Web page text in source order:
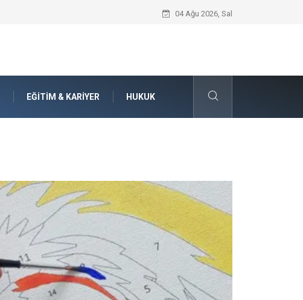
Seat Yedek Parça Dünyasında Kalite
04 Ağu 2026, Sal
EĞITIM & KARIYER HUKUK